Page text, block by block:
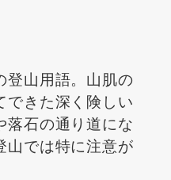
登山用語。山肌の
できた深く険しい
落石の通り道にな
山では特に注意が